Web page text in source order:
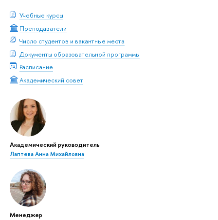
Учебные курсы
Преподаватели
Число студентов и вакантные места
Документы образовательной программы
Расписание
Академический совет
Академический руководитель
Лаптева Анна Михайловна
Менеджер